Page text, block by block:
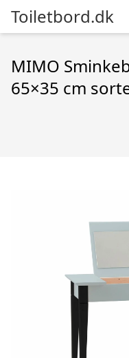
Toiletbord.dk
MIMO
65×35 cm